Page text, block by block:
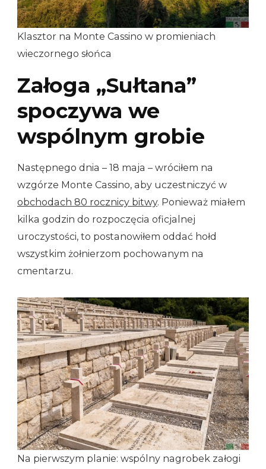
Klasztor na Monte Cassino w promieniach
wieczornego słońca
Załoga „Sułtana”
spoczywa we
wspólnym grobie
Następnego dnia – 18 maja – wróciłem na
wzgórze Monte Cassino, aby uczestniczyć w
obchodach 80 rocznicy bitwy. Ponieważ miałem
kilka godzin do rozpoczęcia oficjalnej
uroczystości, to postanowiłem oddać hołd
wszystkim żołnierzom pochowanym na
cmentarzu.
Na pierwszym planie: wspólny nagrobek załogi